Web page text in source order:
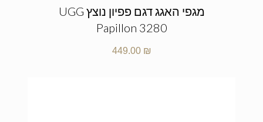
מגפי האגג דגם פפיון נוצץ UGG
Papillon 3280
449.00 ₪